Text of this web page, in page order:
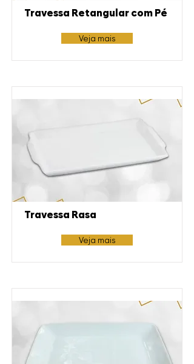
Travessa Retangular com Pé
Veja mais
Travessa Rasa
Veja mais